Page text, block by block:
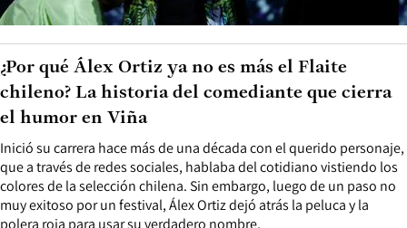
Inició su carrera hace más de una década con el querido personaje,
que a través de redes sociales, hablaba del cotidiano vistiendo los
colores de la selección chilena. Sin embargo, luego de un paso no
muy exitoso por un festival, Álex Ortiz dejó atrás la peluca y la
polera roja para usar su verdadero nombre.
¿Por qué Álex Ortiz ya no es más el Flaite
chileno? La historia del comediante que cierra
el humor en Viña